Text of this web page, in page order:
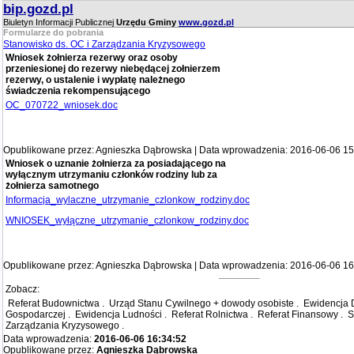
bip.gozd.pl
Biuletyn Informacji Publicznej Urzędu Gminy www.gozd.pl
Formularze do pobrania
Stanowisko ds. OC i Zarządzania Kryzysowego
Wniosek żołnierza rezerwy oraz osoby
przeniesionej do rezerwy niebędącej zołnierzem
rezerwy, o ustalenie i wypłatę należnego
świadczenia rekompensującego
OC_070722_wniosek.doc
Opublikowane przez: Agnieszka Dąbrowska | Data wprowadzenia: 2016-06-06
Wniosek o uznanie żołnierza za posiadającego na
wyłącznym utrzymaniu członków rodziny lub za
żołnierza samotnego
Informacja_wylaczne_utrzymanie_czlonkow_rodziny.doc
WNIOSEK_wyłączne_utrzymanie_czlonkow_rodziny.doc
Opublikowane przez: Agnieszka Dąbrowska | Data wprowadzenia: 2016-06-06
Zobacz:
Referat Budownictwa . Urząd Stanu Cywilnego + dowody osobiste . Ewidencja
Gospodarczej . Ewidencja Ludności . Referat Rolnictwa . Referat Finansowy .
Zarządzania Kryzysowego .
Data wprowadzenia: 2016-06-06 16:34:52
Opublikowane przez: Agnieszka Dąbrowska